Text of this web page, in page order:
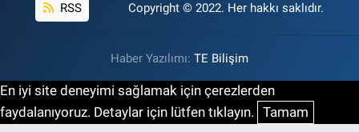
RSS Copyright © 2022. Her hakkı saklıdır.
Haber Yazılımı: TE Bilişim
En iyi site deneyimi sağlamak için çerezlerden
faydalanıyoruz. Detaylar için lütfen tıklayın. Tamam